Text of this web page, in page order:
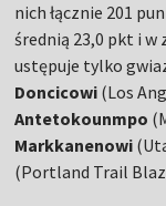
nich łącznie 201
średnią 23,0 pkt i
ustępuje tylko
Doncicowi (Los
Antetokounmpo
Markkanenowi
(Portland Trail